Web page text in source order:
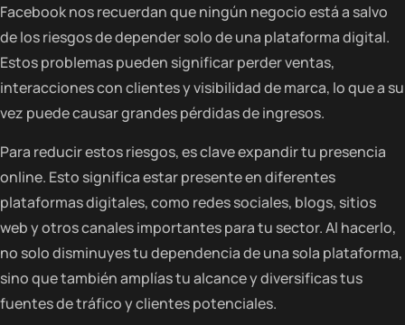
Facebook nos recuerdan que ningún negocio está a salvo
de los riesgos de depender solo de una plataforma digital.
Estos problemas pueden significar perder ventas,
interacciones con clientes y visibilidad de marca, lo que a su
vez puede causar grandes pérdidas de ingresos.
Para reducir estos riesgos, es clave expandir tu presencia
online. Esto significa estar presente en diferentes
plataformas digitales, como redes sociales, blogs, sitios
web y otros canales importantes para tu sector. Al hacerlo,
no solo disminuyes tu dependencia de una sola plataforma,
sino que también amplías tu alcance y diversificas tus
fuentes de tráfico y clientes potenciales.